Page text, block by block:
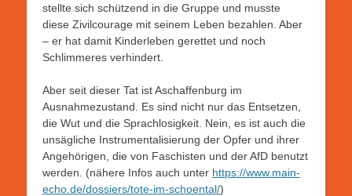
stellte sich schützend in die Gruppe und musste
diese Zivilcourage mit seinem Leben bezahlen. Aber
– er hat damit Kinderleben gerettet und noch
Schlimmeres verhindert.
Aber seit dieser Tat ist Aschaffenburg im
Ausnahmezustand. Es sind nicht nur das Entsetzen,
die Wut und die Sprachlosigkeit. Nein, es ist auch die
unsägliche Instrumentalisierung der Opfer und ihrer
Angehörigen, die von Faschisten und der AfD benutzt
werden. (nähere Infos auch unter https://www.main-
echo.de/dossiers/tote-im-schoental/)